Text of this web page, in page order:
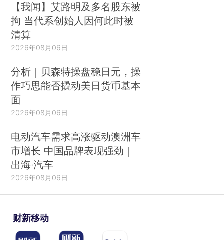
【我闻】艾路明及多名股东被
拘 当代系创始人因何此时被
清算
2026年08月06日
分析｜贝森特操盘稳日元，操
作巧思能否撬动美日货币基本
面
2026年08月06日
电动汽车需求高涨驱动澳洲车
市增长 中国品牌表现强劲｜
出海·汽车
2026年08月06日
财新移动